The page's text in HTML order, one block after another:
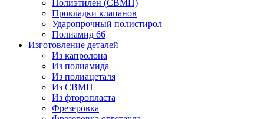
Полиэтилен (СВМП)
Прокладки клапанов
Ударопрочный полистирол
Полиамид 66
Изготовление деталей
Из капролона
Из полиамида
Из полиацеталя
Из СВМП
Из фторопласта
Фрезеровка